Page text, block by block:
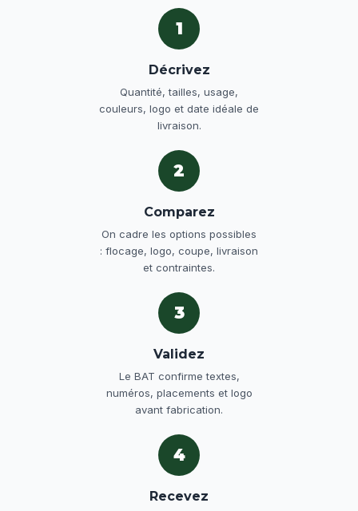
1
Décrivez
Quantité, tailles, usage,
couleurs, logo et date idéale de
livraison.
2
Comparez
On cadre les options possibles
: flocage, logo, coupe, livraison
et contraintes.
3
Validez
Le BAT confirme textes,
numéros, placements et logo
avant fabrication.
4
Recevez